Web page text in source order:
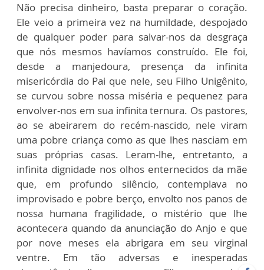
Não precisa dinheiro, basta preparar o coração.
Ele veio a primeira vez na humildade, despojado
de qualquer poder para salvar-nos da desgraça
que nós mesmos havíamos construído. Ele foi,
desde a manjedoura, presença da infinita
misericórdia do Pai que nele, seu Filho Unigênito,
se curvou sobre nossa miséria e pequenez para
envolver-nos em sua infinita ternura. Os pastores,
ao se abeirarem do recém-nascido, nele viram
uma pobre criança como as que lhes nasciam em
suas próprias casas. Leram-lhe, entretanto, a
infinita dignidade nos olhos enternecidos da mãe
que, em profundo silêncio, contemplava no
improvisado e pobre berço, envolto nos panos de
nossa humana fragilidade, o mistério que lhe
acontecera quando da anunciação do Anjo e que
por nove meses ela abrigara em seu virginal
ventre. Em tão adversas e inesperadas